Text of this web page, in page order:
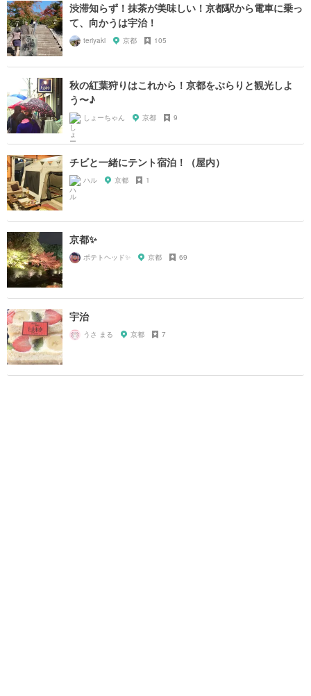
渋滞知らず！抹茶が美味しい！京都駅から電車に乗っ
て、向かうは宇治！
teriyaki 京都 105
秋の紅葉狩りはこれから！京都をぶらりと観光しよ
う〜♪
しょーちゃん 京都 9
チビと一緒にテント宿泊！（屋内）
ハル 京都 1
京都✨
ポテトヘッド✨ 京都 69
宇治
うさ まる 京都 7